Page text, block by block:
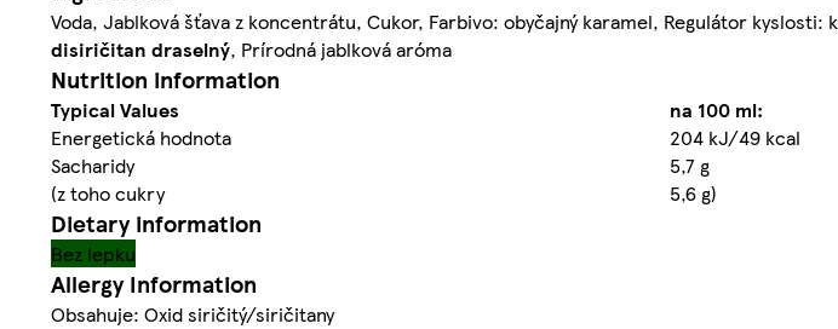
Voda, Jablková šťava z koncentrátu, Cukor, Farbivo: obyčajný karamel, Regulátor
disiričitan draselný, Prírodná jablková aróma
Nutrition information
Typical Values
na 100 ml:
Energetická hodnota
204 kJ/49 kcal
Sacharidy
5,7 g
(z toho cukry
5,6 g)
Dietary information
Bez lepku
Allergy Information
Obsahuje: Oxid siričitý/siričitany